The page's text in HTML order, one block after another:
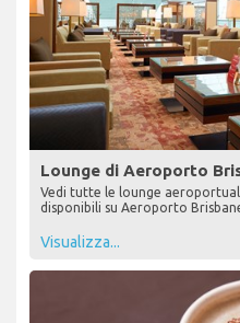
Lounge di Aeroporto
Vedi tutte le lounge
disponibili su Aeroporto
Visualizza...